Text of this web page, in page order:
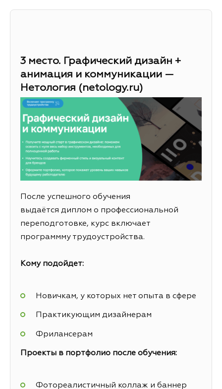
3 место. Графический дизайн +
анимация и коммуникации —
Нетология (netology.ru)
После успешного обучения
выдаётся диплом о профессиональной
переподготовке, курс включает
программму трудоустройства.
Кому подойдет:
Новичкам, у которых нет опыта в сфере
Практикующим дизайнерам
Фрилансерам
Проекты в портфолио после обучения:
Фотореалистичный коллаж и баннер